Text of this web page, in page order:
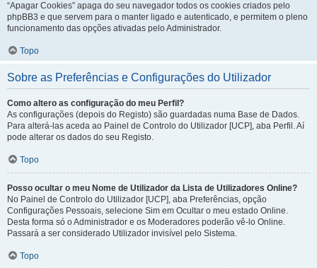
“Apagar Cookies” apaga do seu navegador todos os cookies criados pelo
phpBB3 e que servem para o manter ligado e autenticado, e permitem o pleno
funcionamento das opções ativadas pelo Administrador.
Topo
Sobre as Preferências e Configurações do Utilizador
Como altero as configuração do meu Perfil?
As configurações (depois do Registo) são guardadas numa Base de Dados.
Para alterá-las aceda ao Painel de Controlo do Utilizador [UCP], aba Perfil. Aí
pode alterar os dados do seu Registo.
Topo
Posso ocultar o meu Nome de Utilizador da Lista de Utilizadores Online?
No Painel de Controlo do Utilizador [UCP], aba Preferências, opção
Configurações Pessoais, selecione Sim em Ocultar o meu estado Online.
Desta forma só o Administrador e os Moderadores poderão vê-lo Online.
Passará a ser considerado Utilizador invisível pelo Sistema.
Topo